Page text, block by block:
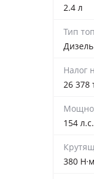
2.4 л
Дизель
26 378
154 л.с.
380 Н·м
Тип
Налог